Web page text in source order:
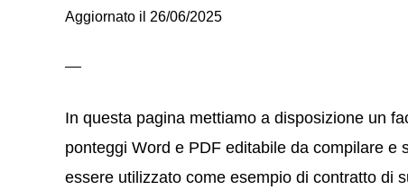
Aggiornato il 26/06/2025
In questa pagina mettiamo a disposizione un
ponteggi Word e PDF editabile da compilare
essere utilizzato come esempio di contratto di